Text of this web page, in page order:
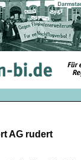
AG rudert